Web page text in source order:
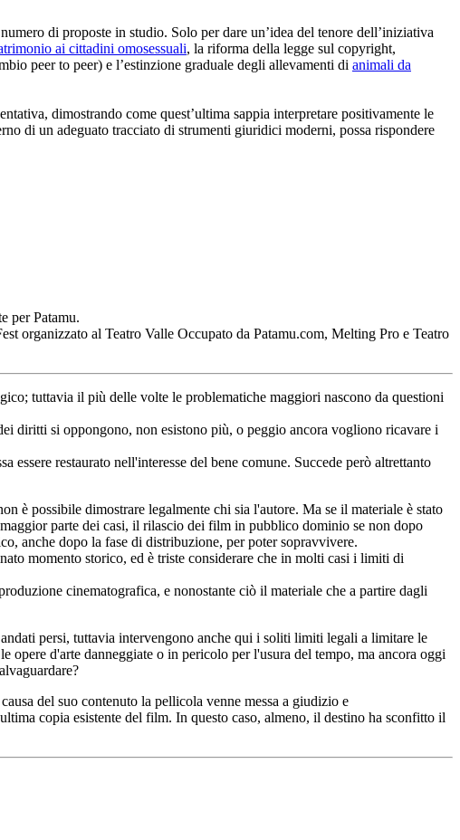
di proposte in studio. Solo per dare un’idea del tenore dell’iniziativa
ai cittadini omosessuali, la riforma della legge sul copyright,
peer to peer) e l’estinzione graduale degli allevamenti di animali da
dimostrando come quest’ultima sappia interpretare positivamente le
di un adeguato tracciato di strumenti giuridici moderni, possa rispondere
per Patamu.
organizzato al Teatro Valle Occupato da Patamu.com, Melting Pro e Teatro
tuttavia il più delle volte le problematiche maggiori nascono da questioni
diritti si oppongono, non esistono più, o peggio ancora vogliono ricavare i
restaurato nell'interesse del bene comune. Succede però altrettanto
è possibile dimostrare legalmente chi sia l'autore. Ma se il materiale è stato
parte dei casi, il rilascio dei film in pubblico dominio se non dopo
anche dopo la fase di distribuzione, per poter sopravvivere.
momento storico, ed è triste considerare che in molti casi i limiti di
cinematografica, e nonostante ciò il materiale che a partire dagli
persi, tuttavia intervengono anche qui i soliti limiti legali a limitare le
opere d'arte danneggiate o in pericolo per l'usura del tempo, ma ancora oggi
del suo contenuto la pellicola venne messa a giudizio e
copia esistente del film. In questo caso, almeno, il destino ha sconfitto il